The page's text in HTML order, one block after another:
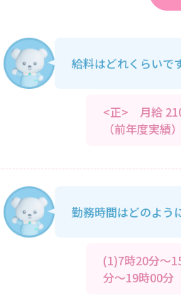
給料はどれくらいで
<正> 月給
（前年度実績）
勤務時間はどのよう
(1)7時20分～
分～19時00分